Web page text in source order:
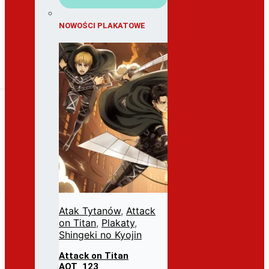
NOWOŚCI PLAKATOWE
Atak Tytanów, Attack
on Titan, Plakaty,
Shingeki no Kyojin
Attack on Titan
AOT_123